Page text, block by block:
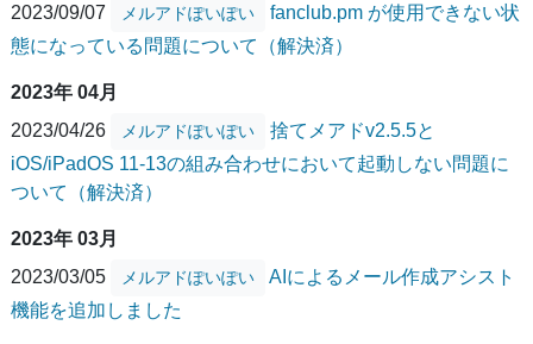
2023/09/07
メルアドぽいぽい
fanclub.pm が使用できない状
態になっている問題について（解決済）
2023年 04月
2023/04/26
メルアドぽいぽい
捨てメアドv2.5.5と
iOS/iPadOS 11-13の組み合わせにおいて起動しない問題に
ついて（解決済）
2023年 03月
2023/03/05
メルアドぽいぽい
AIによるメール作成アシスト
機能を追加しました